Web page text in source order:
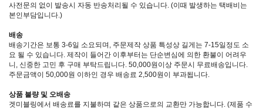
사전문의 없이 발송시 자동 반송처리될 수 있습니다. (이때 발생하는 택배비는
본인부담입니다.)
배송
배송기간은 보통 3-6일 소요되며, 주문제작 상품 특성상 길게는 7-15일정도 소
요 될 수 있습니다. 제작이 들어간 이후부터는 단순변심에 의한 환불이 어려우
니, 신중한 고민 후 구매 부탁드립니다. 50,000원이상 주문시 무료배송입니다.
주문금액이 50,000원 이하인 경우 배송료 2,500원이 부과됩니다.
상품 불량 및 오배송
겟미블링에서 배송료를 지불하며 같은 상품으로의 교환만 가능합니다. (제품 수